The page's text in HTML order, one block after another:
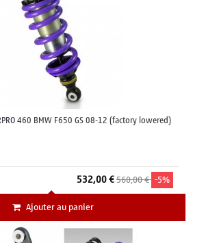
460 BMW F650 GS 08-12 (factory lowered)
532,00 €560,00 € -5%
Ajouter au panier